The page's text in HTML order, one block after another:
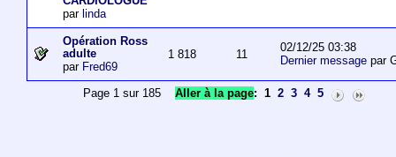
par linda
Opération Ross
adulte
par Fred69
1 818 11
02/12/25 03:38
Dernier messagepar
Page 1 sur 185Aller à la page: 1 2 3 4 5